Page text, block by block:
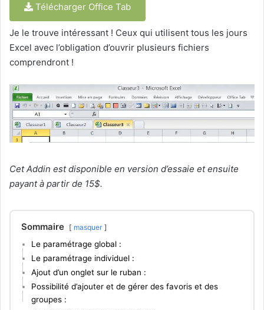
Télécharger Office Tab
Je le trouve intéressant ! Ceux qui utilisent tous les jours
Excel avec l’obligation d’ouvrir plusieurs fichiers
comprendront !
Cet Addin est disponible en version d’essaie et ensuite
payant à partir de 15$.
Sommaire masquer
Le paramétrage global :
Le paramétrage individuel :
Ajout d’un onglet sur le ruban :
Possibilité d’ajouter et de gérer des favoris et des
groupes :